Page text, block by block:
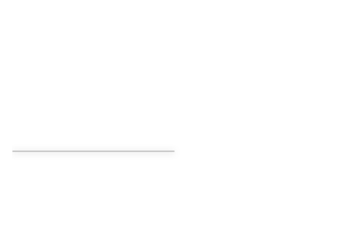
Koncert KARUZELA GNA